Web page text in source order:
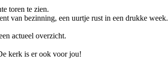
toren te zien.
van bezinning, een uurtje rust in een drukke week.
actueel overzicht.
kerk is er ook voor jou!